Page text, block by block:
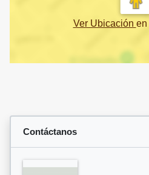
Ver Ubicación en
Contáctanos